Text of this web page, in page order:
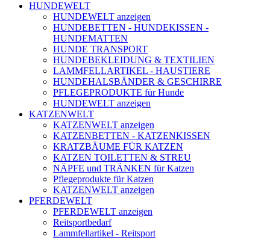
HUNDEWELT
HUNDEWELT anzeigen
HUNDEBETTEN - HUNDEKISSEN -
HUNDEMATTEN
HUNDE TRANSPORT
HUNDEBEKLEIDUNG & TEXTILIEN
LAMMFELLARTIKEL - HAUSTIERE
HUNDEHALSBÄNDER & GESCHIRRE
PFLEGEPRODUKTE für Hunde
HUNDEWELT anzeigen
KATZENWELT
KATZENWELT anzeigen
KATZENBETTEN - KATZENKISSEN
KRATZBÄUME FÜR KATZEN
KATZEN TOILETTEN & STREU
NÄPFE und TRÄNKEN für Katzen
Pflegeprodukte für Katzen
KATZENWELT anzeigen
PFERDEWELT
PFERDEWELT anzeigen
Reitsportbedarf
Lammfellartikel - Reitsport